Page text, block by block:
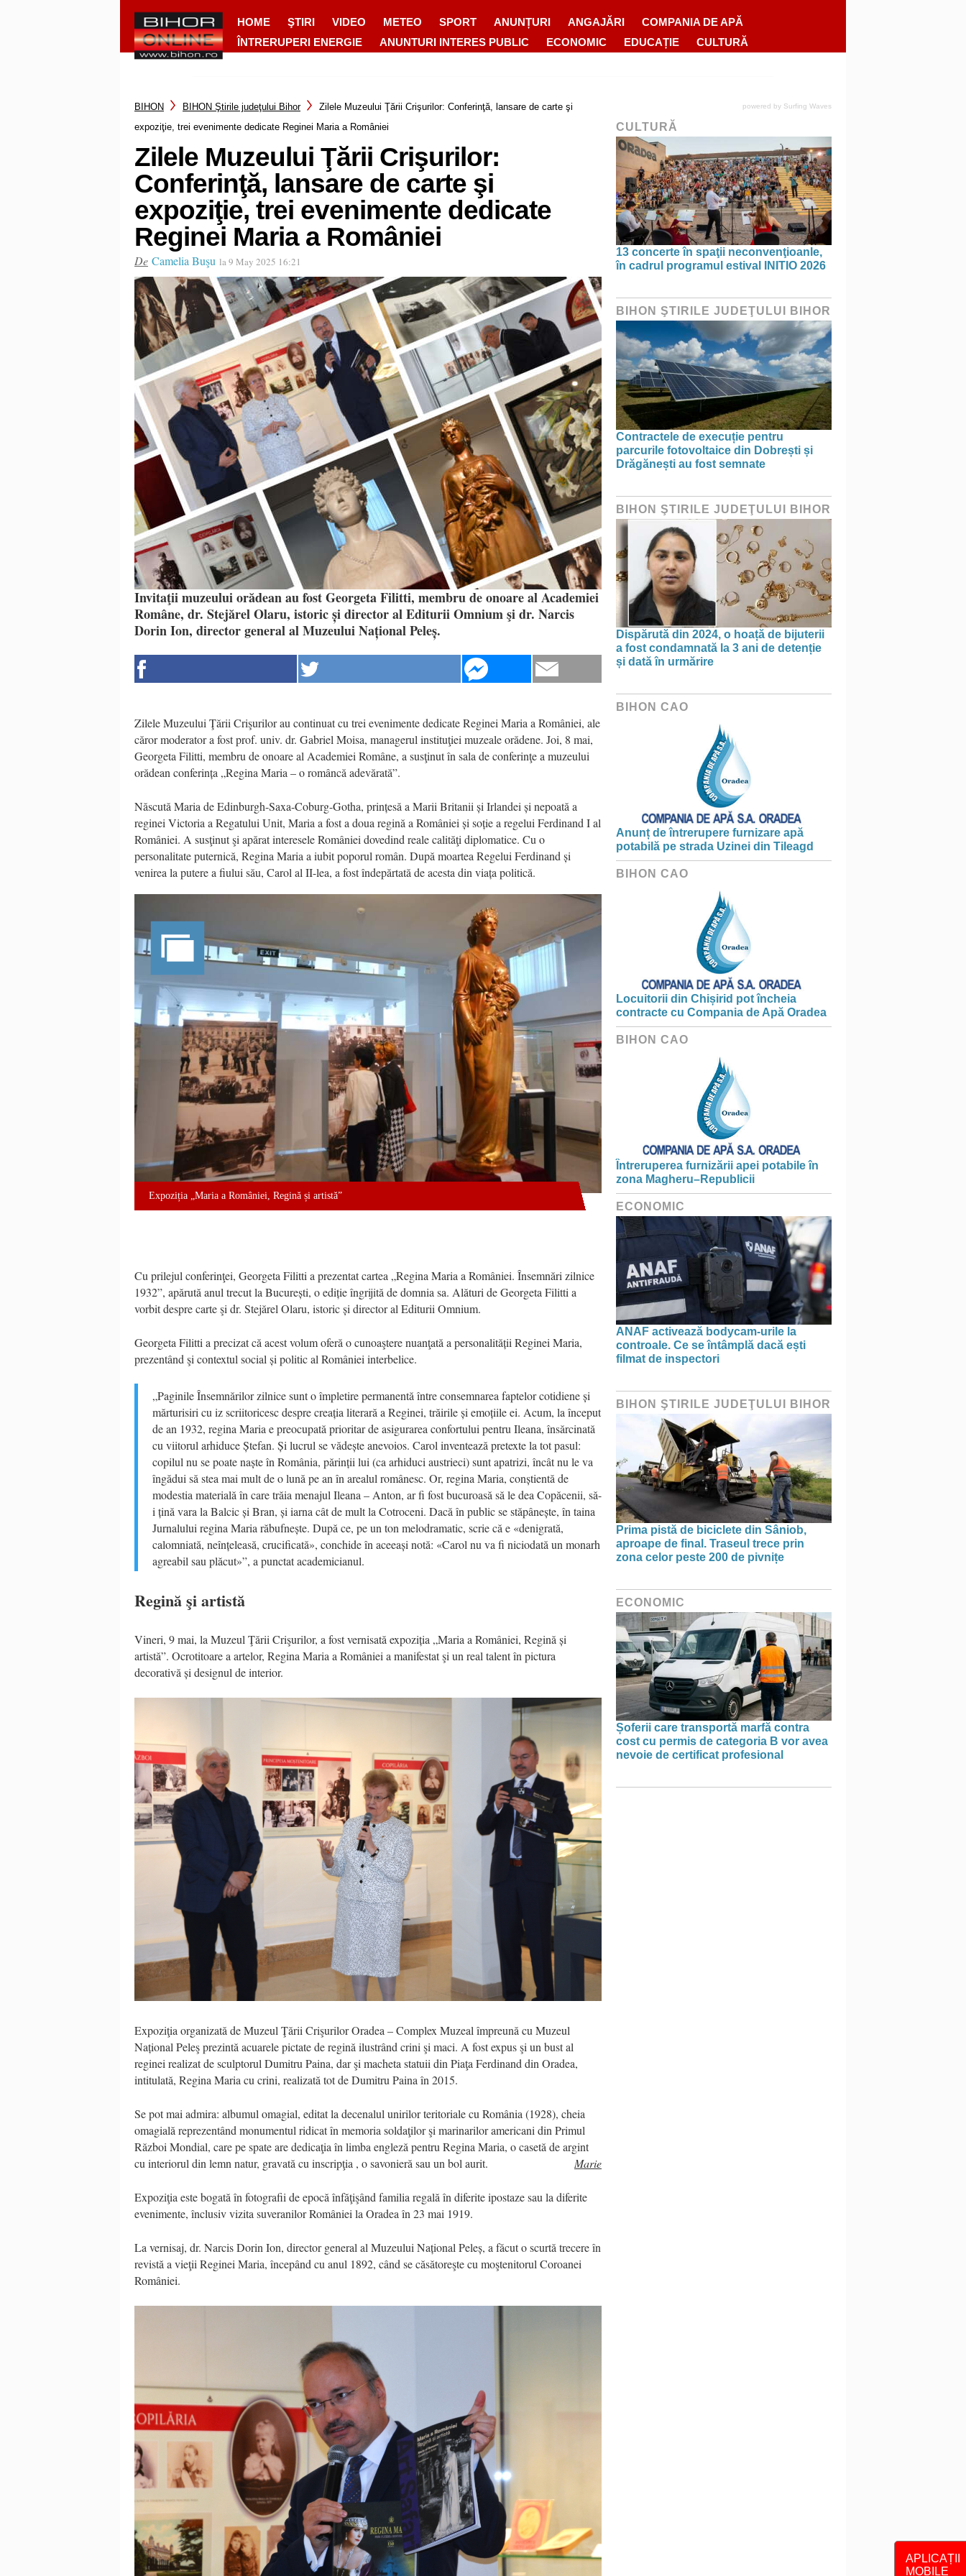
HOME ŞTIRI VIDEO METEO SPORT ANUNȚURI ANGAJĂRI
COMPANIA DE APĂ
ÎNTRERUPERI ENERGIE
ANUNTURI INTERES PUBLIC ECONOMIC EDUCAȚIE CULTURĂ
APLICAȚII
MOBILE
BIHON BIHON Ştirile judeţului Bihor
Zilele Muzeului Ţării Crişurilor: Conferinţă, lansare de carte şi
expoziţie, trei evenimente dedicate Reginei Maria a României
Zilele Muzeului Ţării Crişurilor:
Conferinţă, lansare de carte şi
expoziţie, trei evenimente dedicate
Reginei Maria a României
De Camelia Buşu la 9 May 2025 16:21
Invitaţii muzeului orădean au fost Georgeta Filitti, membru de onoare al Academiei
Române, dr. Stejărel Olaru, istoric și director al Editurii Omnium şi dr. Narcis
Dorin Ion, director general al Muzeului Național Peleș.
Zilele Muzeului Ţării Crişurilor au continuat cu trei evenimente dedicate Reginei Maria a României, ale
căror moderator a fost prof. univ. dr. Gabriel Moisa, managerul instituţiei muzeale orădene. Joi, 8 mai,
Georgeta Filitti, membru de onoare al Academiei Române, a susţinut în sala de conferinţe a muzeului
orădean conferința „Regina Maria – o româncă adevărată”.
Născută Maria de Edinburgh-Saxa-Coburg-Gotha, prințesă a Marii Britanii și Irlandei și nepoată a
reginei Victoria a Regatului Unit, Maria a fost a doua regină a României și soție a regelui Ferdinand I al
României. A susţinut şi apărat interesele României dovedind reale calităţi diplomatice. Cu o
personalitate puternică, Regina Maria a iubit poporul român. După moartea Regelui Ferdinand și
venirea la putere a fiului său, Carol al II-lea, a fost îndepărtată de acesta din viața politică.
Expoziția „Maria a României, Regină și artistă”
Cu prilejul conferinţei, Georgeta Filitti a prezentat cartea „Regina Maria a României. Însemnări zilnice
1932”, apărută anul trecut la București, o ediție îngrijită de domnia sa. Alături de Georgeta Filitti a
vorbit despre carte şi dr. Stejărel Olaru, istoric și director al Editurii Omnium.
Georgeta Filitti a precizat că acest volum oferă o cunoaştere nuanţată a personalității Reginei Maria,
prezentând şi contextul social și politic al României interbelice.
„Paginile Însemnărilor zilnice sunt o împletire permanentă între consemnarea faptelor cotidiene și
mărturisiri cu iz scriitoricesc despre creația literară a Reginei, trăirile și emoțiile ei. Acum, la început
de an 1932, regina Maria e preocupată prioritar de asigurarea confortului pentru Ileana, însărcinată
cu viitorul arhiduce Ștefan. Și lucrul se vădește anevoios. Carol inventează pretexte la tot pasul:
copilul nu se poate naște în România, părinții lui (ca arhiduci austrieci) sunt apatrizi, încât nu le va
îngădui să stea mai mult de o lună pe an în arealul românesc. Or, regina Maria, conștientă de
modestia materială în care trăia menajul Ileana – Anton, ar fi fost bucuroasă să le dea Copăcenii, să-
i țină vara la Balcic și Bran, și iarna cât de mult la Cotroceni. Dacă în public se stăpânește, în taina
Jurnalului regina Maria răbufnește. După ce, pe un ton melodramatic, scrie că e «denigrată,
calomniată, neînțeleasă, crucificată», conchide în aceeași notă: «Carol nu va fi niciodată un monarh
agreabil sau plăcut»”, a punctat academicianul.
Regină şi artistă
Vineri, 9 mai, la Muzeul Ţării Crişurilor, a fost vernisată expoziția „Maria a României, Regină și
artistă”. Ocrotitoare a artelor, Regina Maria a României a manifestat şi un real talent în pictura
decorativă și designul de interior.
Expoziţia organizată de Muzeul Ţării Crişurilor Oradea – Complex Muzeal împreună cu Muzeul
Național Peleş prezintă acuarele pictate de regină ilustrând crini şi maci. A fost expus şi un bust al
reginei realizat de sculptorul Dumitru Paina, dar şi macheta statuii din Piaţa Ferdinand din Oradea,
intitulată, Regina Maria cu crini, realizată tot de Dumitru Paina în 2015.
Se pot mai admira: albumul omagial, editat la decenalul unirilor teritoriale cu România (1928), cheia
omagială reprezentând monumentul ridicat în memoria soldaţilor şi marinarilor americani din Primul
Război Mondial, care pe spate are dedicaţia în limba engleză pentru Regina Maria, o casetă de argint
cu interiorul din lemn natur, gravată cu inscripţia
Marie
, o savonieră sau un bol aurit.
Expoziţia este bogată în fotografii de epocă înfăţişând familia regală în diferite ipostaze sau la diferite
evenimente, înclusiv vizita suveranilor României la Oradea în 23 mai 1919.
La vernisaj, dr. Narcis Dorin Ion, director general al Muzeului Național Peleș, a făcut o scurtă trecere în
revistă a vieţii Reginei Maria, începând cu anul 1892, când se căsătoreşte cu moştenitorul Coroanei
României.
powered by Surfing Waves
CULTURĂ
13 concerte în spaţii neconvenţioanle,
în cadrul programul estival INITIO 2026
BIHON ŞTIRILE JUDEŢULUI BIHOR
Contractele de execuție pentru
parcurile fotovoltaice din Dobrești și
Drăgănești au fost semnate
BIHON ŞTIRILE JUDEŢULUI BIHOR
Dispărută din 2024, o hoață de bijuterii
a fost condamnată la 3 ani de detenție
și dată în urmărire
BIHON CAO
Anunț de întrerupere furnizare apă
potabilă pe strada Uzinei din Tileagd
BIHON CAO
Locuitorii din Chișirid pot încheia
contracte cu Compania de Apă Oradea
BIHON CAO
Întreruperea furnizării apei potabile în
zona Magheru–Republicii
ECONOMIC
ANAF activează bodycam-urile la
controale. Ce se întâmplă dacă ești
filmat de inspectori
BIHON ŞTIRILE JUDEŢULUI BIHOR
Prima pistă de biciclete din Sâniob,
aproape de final. Traseul trece prin
zona celor peste 200 de pivnițe
ECONOMIC
Șoferii care transportă marfă contra
cost cu permis de categoria B vor avea
nevoie de certificat profesional